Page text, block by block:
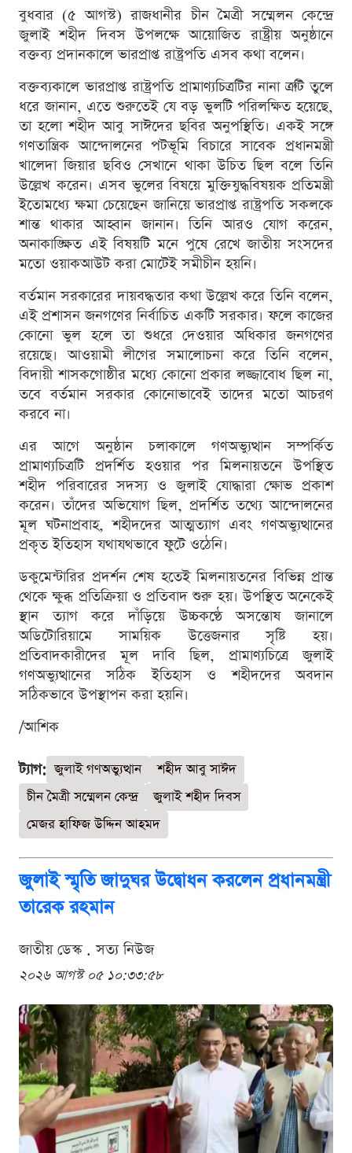
বুধবার (৫ আগস্ট) রাজধানীর চীন মৈত্রী সম্মেলন কেন্দ্রে
জুলাই শহীদ দিবস উপলক্ষে আয়োজিত রাষ্ট্রীয় অনুষ্ঠানে
বক্তব্য প্রদানকালে ভারপ্রাপ্ত রাষ্ট্রপতি এসব কথা বলেন।
বক্তব্যকালে ভারপ্রাপ্ত রাষ্ট্রপতি প্রামাণ্যচিত্রটির নানা ত্রুটি তুলে
ধরে জানান, এতে শুরুতেই যে বড় ভুলটি পরিলক্ষিত হয়েছে,
তা হলো শহীদ আবু সাঈদের ছবির অনুপস্থিতি। একই সঙ্গে
গণতান্ত্রিক আন্দোলনের পটভূমি বিচারে সাবেক প্রধানমন্ত্রী
খালেদা জিয়ার ছবিও সেখানে থাকা উচিত ছিল বলে তিনি
উল্লেখ করেন। এসব ভুলের বিষয়ে মুক্তিযুদ্ধবিষয়ক প্রতিমন্ত্রী
ইতোমধ্যে ক্ষমা চেয়েছেন জানিয়ে ভারপ্রাপ্ত রাষ্ট্রপতি সকলকে
শান্ত থাকার আহ্বান জানান। তিনি আরও যোগ করেন,
অনাকাঙ্ক্ষিত এই বিষয়টি মনে পুষে রেখে জাতীয় সংসদের
মতো ওয়াকআউট করা মোটেই সমীচীন হয়নি।
বর্তমান সরকারের দায়বদ্ধতার কথা উল্লেখ করে তিনি বলেন,
এই প্রশাসন জনগণের নির্বাচিত একটি সরকার। ফলে কাজের
কোনো ভুল হলে তা শুধরে দেওয়ার অধিকার জনগণের
রয়েছে। আওয়ামী লীগের সমালোচনা করে তিনি বলেন,
বিদায়ী শাসকগোষ্ঠীর মধ্যে কোনো প্রকার লজ্জাবোধ ছিল না,
তবে বর্তমান সরকার কোনোভাবেই তাদের মতো আচরণ
করবে না।
এর আগে অনুষ্ঠান চলাকালে গণঅভ্যুত্থান সম্পর্কিত
প্রামাণ্যচিত্রটি প্রদর্শিত হওয়ার পর মিলনায়তনে উপস্থিত
শহীদ পরিবারের সদস্য ও জুলাই যোদ্ধারা ক্ষোভ প্রকাশ
করেন। তাঁদের অভিযোগ ছিল, প্রদর্শিত তথ্যে আন্দোলনের
মূল ঘটনাপ্রবাহ, শহীদদের আত্মত্যাগ এবং গণঅভ্যুত্থানের
প্রকৃত ইতিহাস যথাযথভাবে ফুটে ওঠেনি।
ডকুমেন্টারির প্রদর্শন শেষ হতেই মিলনায়তনের বিভিন্ন প্রান্ত
থেকে ক্ষুব্ধ প্রতিক্রিয়া ও প্রতিবাদ শুরু হয়। উপস্থিত অনেকেই
স্থান ত্যাগ করে দাঁড়িয়ে উচ্চকণ্ঠে অসন্তোষ জানালে
অডিটোরিয়ামে সাময়িক উত্তেজনার সৃষ্টি হয়।
প্রতিবাদকারীদের মূল দাবি ছিল, প্রামাণ্যচিত্রে জুলাই
গণঅভ্যুত্থানের সঠিক ইতিহাস ও শহীদদের অবদান
সঠিকভাবে উপস্থাপন করা হয়নি।
/আশিক
ট্যাগ: জুলাই গণঅভ্যুত্থান
শহীদ আবু সাঈদ
চীন মৈত্রী সম্মেলন কেন্দ্র
জুলাই শহীদ দিবস
মেজর হাফিজ উদ্দিন আহমদ
জুলাই স্মৃতি জাদুঘর উদ্বোধন করলেন প্রধানমন্ত্রী
তারেক রহমান
জাতীয় ডেস্ক . সত্য নিউজ
২০২৬ আগস্ট ০৫ ১০:৩৩:৫৮